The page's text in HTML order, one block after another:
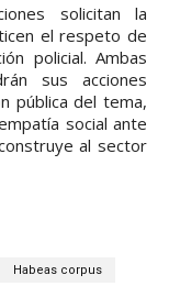
solicitan la
el respeto de
policial. Ambas
sus acciones
pública del tema,
social ante
al sector
Habeas corpus